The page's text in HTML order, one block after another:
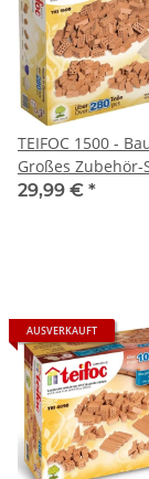
TEIFOC 1500 -
Großes Zubehör-
Teile
29,99 € *
AUSVERKAUFT